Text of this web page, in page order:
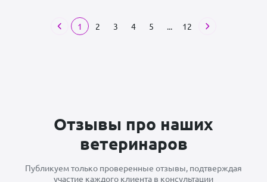
1 2 3 4 5 ... 12
Отзывы про наших
ветеринаров
Публикуем только проверенные отзывы, подтверждая
участие каждого клиента в консультации